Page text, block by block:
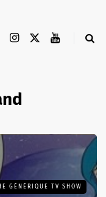
GÉNÉRIQUE TV SHOW